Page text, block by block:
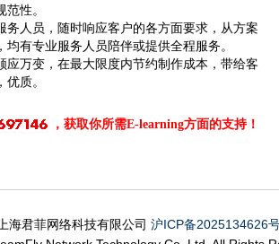
性。
务人员，随时响应客户的各方面要求，从方案
均有专业服务人员陪伴或提供全程服务。
应万变，在最大限度内节约制作成本，带给客
质。
，获取你所需E-learning方面的支持！
上海君菲网络科技有限公司 沪ICP备2025134626